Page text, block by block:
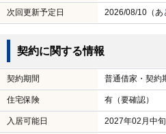
次回更新予定日 2026/08/10（あ
契約に関する情報
契約期間 普通借家・契約
住宅保険 有（要確認）
入居可能日 2027年02月中旬